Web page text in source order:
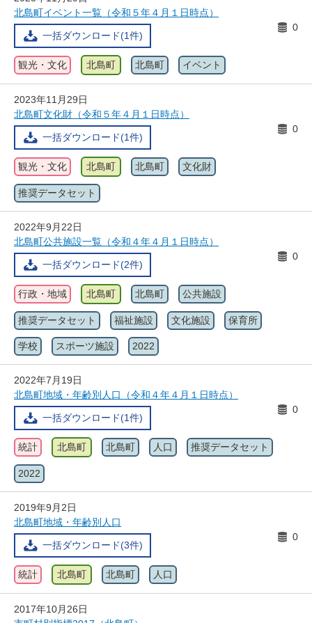
北島町イベント一覧（令和５年４月１日時点）
一括ダウンロード(1件)
0
観光・文化 北島町 北島町 イベント
2023年11月29日
北島町文化財（令和５年４月１日時点）
一括ダウンロード(1件)
0
観光・文化 北島町 北島町 文化財
推奨データセット
2022年9月22日
北島町公共施設一覧（令和４年４月１日時点）
一括ダウンロード(2件)
0
行政・地域 北島町 北島町 公共施設
推奨データセット 福祉施設 文化施設 保育所
学校 スポーツ施設 2022
2022年7月19日
北島町地域・年齢別人口（令和４年４月１日時点）
一括ダウンロード(1件)
0
統計 北島町 北島町 人口 推奨データセット
2022
2019年9月2日
北島町地域・年齢別人口
一括ダウンロード(3件)
0
統計 北島町 北島町 人口
2017年10月26日